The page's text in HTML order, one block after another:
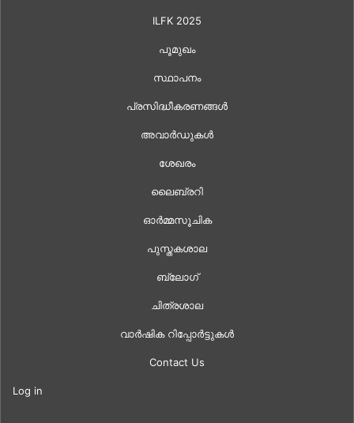
ILFK 2025
പൂമുഖം
സ്ഥാപനം
പ്രസിദ്ധീകരണങ്ങൾ
അവാർഡുകൾ
ശേഖരം
ലൈബ്രറി
ഓർമ്മസൂചിക
പുസ്തകശാല
ബ്ലോഗ്
ചിത്രശാല
വാർഷിക റിപ്പോർട്ടുകൾ
Contact Us
Log in